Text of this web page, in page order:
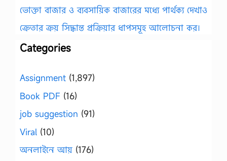
ভোক্তা বাজার ও ব্যবসায়িক বাজারের মধ্যে পার্থক্য দেখাও
ক্রেতার ক্রয় সিদ্ধান্ত প্রক্রিয়ার ধাপসমূহ আলোচনা কর।
Categories
Assignment (1,897)
Book PDF (16)
job suggestion (91)
Viral (10)
অনলাইনে আয় (176)